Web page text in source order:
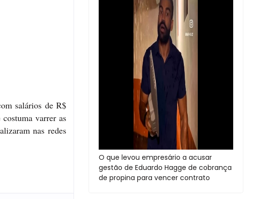
salários de R$
varrer as
nas redes
O que levou empresário a acusar
gestão de Eduardo Hagge de cobrança
de propina para vencer contrato